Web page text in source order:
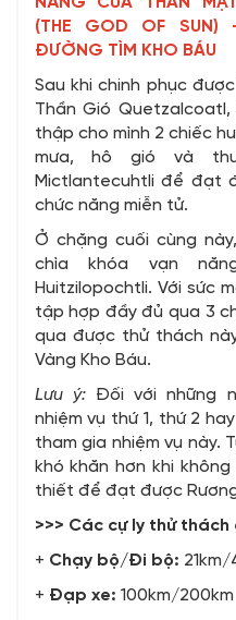
(THE GOD OF SUN)
ĐƯỜNG TÌM KHO BÁU
Sau khi chinh phục
Thần Gió
thập cho mình 2 chiếc
mưa, hô gió và
Mictlantecuhtli để đạt
chức năng miễn tử.
Ở chặng cuối cùng
chìa khóa vạn
Huitzilopochtli. Với sức
tập hợp đầy đủ qua 3
qua được thử thách
Vàng Kho Báu.
Lưu ý: Đối với những
nhiệm vụ thứ 1, thứ 2
tham gia nhiệm vụ này.
khó khăn hơn khi
thiết để đạt được
>>> Các cự ly thử thách
+ Chạy bộ/Đi bộ:
+ Đạp xe: 100km/200km